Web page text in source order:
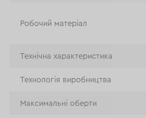
Робочий матеріал
Технічна характеристика
Технологія виробництва
Максимальні оберти